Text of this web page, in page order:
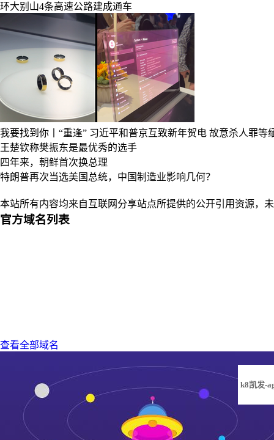
环大别山4条高速公路建成通车
我要找到你丨“重逢” 习近平和普京互致新年贺电 故意杀人罪等
王楚钦称樊振东是最优秀的选手
四年来，朝鲜首次换总理
特朗普再次当选美国总统，中国制造业影响几何？
本站所有内容均来自互联网分享站点所提供的公开引用资源，
官方域名列表
查看全部域名
k8凯发-